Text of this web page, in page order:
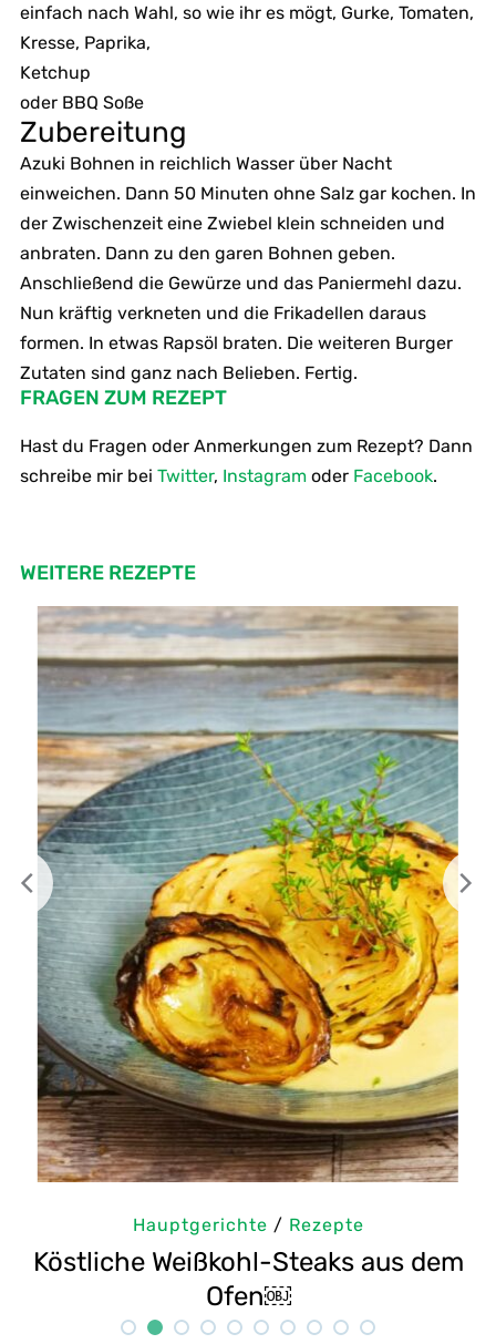
einfach nach Wahl, so wie ihr es mögt, Gurke, Tomaten,
Kresse, Paprika,
Ketchup
oder BBQ Soße
Zubereitung
Azuki Bohnen in reichlich Wasser über Nacht
einweichen. Dann 50 Minuten ohne Salz gar kochen. In
der Zwischenzeit eine Zwiebel klein schneiden und
anbraten. Dann zu den garen Bohnen geben.
Anschließend die Gewürze und das Paniermehl dazu.
Nun kräftig verkneten und die Frikadellen daraus
formen. In etwas Rapsöl braten. Die weiteren Burger
Zutaten sind ganz nach Belieben. Fertig.
FRAGEN ZUM REZEPT
Hast du Fragen oder Anmerkungen zum Rezept? Dann
schreibe mir bei Twitter, Instagramoder Facebook.
WEITERE REZEPTE
Hauptgerichte/Rezepte
Selbstgemachte Tahini: Sesampaste
Rezept